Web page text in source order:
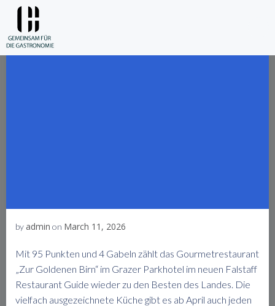
by admin on March 11, 2026
Mit 95 Punkten und 4 Gabeln zählt das Gourmetrestaurant
„Zur Goldenen Birn“ im Grazer Parkhotel im neuen Falstaff
Restaurant Guide wieder zu den Besten des Landes. Die
vielfach ausgezeichnete Küche gibt es ab April auch jeden